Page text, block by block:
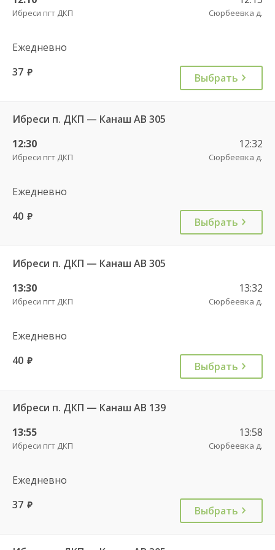
Ибреси пгт ДКП Сюрбеевка д.
Ежедневно
37 руб. Выбрать
Ибреси п. ДКП — Канаш АВ 305
12:30
Ибреси пгт ДКП
12:32
Сюрбеевка д.
Ежедневно
40 руб. Выбрать
Ибреси п. ДКП — Канаш АВ 305
13:30
Ибреси пгт ДКП
13:32
Сюрбеевка д.
Ежедневно
40 руб. Выбрать
Ибреси п. ДКП — Канаш АВ 139
13:55
Ибреси пгт ДКП
13:58
Сюрбеевка д.
Ежедневно
37 руб. Выбрать